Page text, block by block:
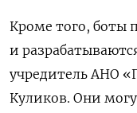
Кроме того, боты
и
учредитель АНО
Куликов. Они